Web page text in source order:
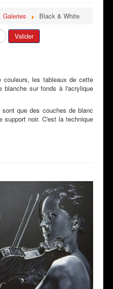
Galeries Black & White
Valider
couleurs, les tableaux de cette
blanche sur fonds à l'acrylique
que des couches de blanc
noir. C'est la technique